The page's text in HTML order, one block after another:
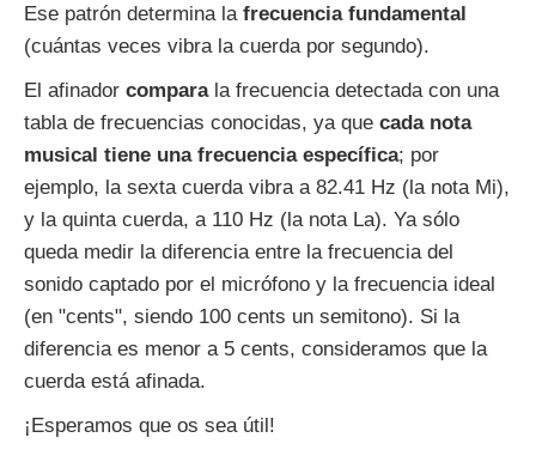
Ese patrón determina la frecuencia fundamental
(cuántas veces vibra la cuerda por segundo).
El afinador comparala frecuencia detectada con una
tabla de frecuencias conocidas, ya que cada nota
musical tiene una frecuencia específica; por
ejemplo, la sexta cuerda vibra a 82.41 Hz (la nota Mi),
y la quinta cuerda, a 110 Hz (la nota La). Ya sólo
queda medir la diferencia entre la frecuencia del
sonido captado por el micrófono y la frecuencia ideal
(en "cents", siendo 100 cents un semitono). Si la
diferencia es menor a 5 cents, consideramos que la
cuerda está afinada.
¡Esperamos que os sea útil!